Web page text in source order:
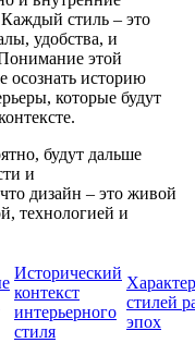
стиль – это
удобства, и
этой
осознать историю
которые будут
будут дальше
и
дизайн – это живой
технологией и
Исторический
контекст
интерьерного
стиля
стилей
эпох